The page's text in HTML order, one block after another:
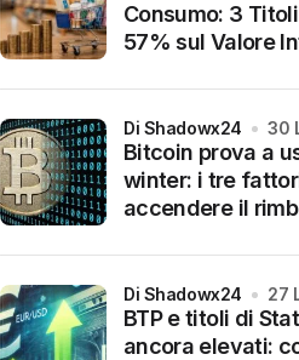
Consumo: 3
57% sul Valore
Bitcoin prova a
winter: i tre
accendere il
di Shadowx24 30
BTP e titoli di
ancora elevati:
di Shadowx24 27